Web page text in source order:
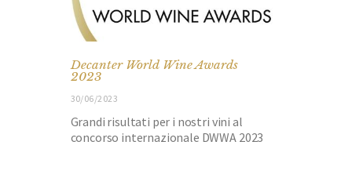
Decanter World Wine Awards
2023
30/06/2023
Grandi risultati per i nostri vini al
concorso internazionale DWWA 2023